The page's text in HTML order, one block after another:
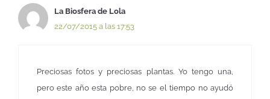
La Biosfera de Lola
22/07/2015 a las 17:53
Preciosas fotos y preciosas plantas. Yo tengo una,
pero este año esta pobre, no se el tiempo no ayudó